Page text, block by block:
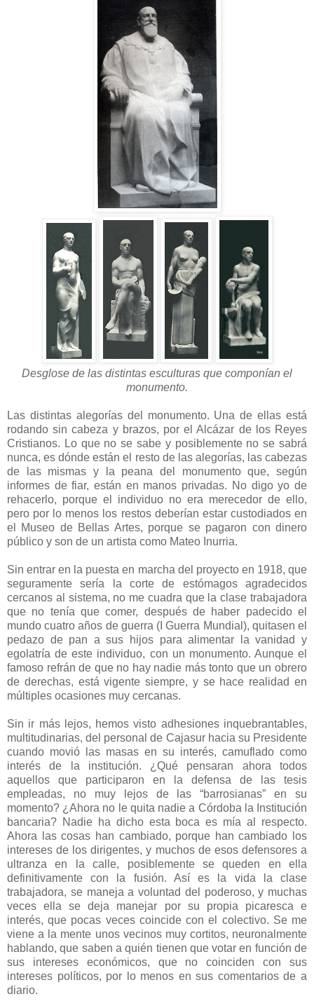
Desglose de las distintas esculturas que componían el
monumento.
Las distintas alegorías del monumento. Una de ellas está
rodando sin cabeza y brazos, por el Alcázar de los Reyes
Cristianos. Lo que no se sabe y posiblemente no se sabrá
nunca, es dónde están el resto de las alegorías, las cabezas
de las mismas y la peana del monumento que, según
informes de fiar, están en manos privadas. No digo yo de
rehacerlo, porque el individuo no era merecedor de ello,
pero por lo menos los restos deberían estar custodiados en
el Museo de Bellas Artes, porque se pagaron con dinero
público y son de un artista como Mateo Inurria.
Sin entrar en la puesta en marcha del proyecto en 1918, que
seguramente sería la corte de estómagos agradecidos
cercanos al sistema, no me cuadra que la clase trabajadora
que no tenía que comer, después de haber padecido el
mundo cuatro años de guerra (I Guerra Mundial), quitasen el
pedazo de pan a sus hijos para alimentar la vanidad y
egolatría de este individuo, con un monumento. Aunque el
famoso refrán de que no hay nadie más tonto que un obrero
de derechas, está vigente siempre, y se hace realidad en
múltiples ocasiones muy cercanas.
Sin ir más lejos, hemos visto adhesiones inquebrantables,
multitudinarias, del personal de Cajasur hacia su Presidente
cuando movió las masas en su interés, camuflado como
interés de la institución. ¿Qué pensaran ahora todos
aquellos que participaron en la defensa de las tesis
empleadas, no muy lejos de las “barrosianas” en su
momento? ¿Ahora no le quita nadie a Córdoba la Institución
bancaria? Nadie ha dicho esta boca es mía al respecto.
Ahora las cosas han cambiado, porque han cambiado los
intereses de los dirigentes, y muchos de esos defensores a
ultranza en la calle, posiblemente se queden en ella
definitivamente con la fusión. Así es la vida la clase
trabajadora, se maneja a voluntad del poderoso, y muchas
veces ella se deja manejar por su propia picaresca e
interés, que pocas veces coincide con el colectivo. Se me
viene a la mente unos vecinos muy cortitos, neuronalmente
hablando, que saben a quién tienen que votar en función de
sus intereses económicos, que no coinciden con sus
intereses políticos, por lo menos en sus comentarios de a
diario.